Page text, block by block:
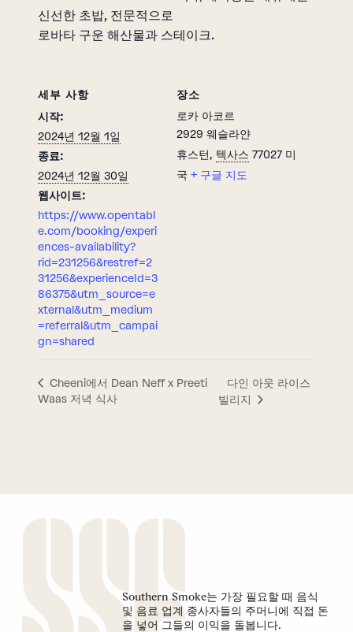
신선한 초밥, 전문적으로
로바타 구운 해산물과 스테이크.
세부 사항
시작:
2024년 12월 1일
종료:
2024년 12월 30일
웹사이트:
https://www.opentabl
e.com/booking/experi
ences-availability?
rid=231256&restref=2
31256&experienceId=3
86375&utm_source=e
xternal&utm_medium
=referral&utm_campai
gn=shared
장소
로카 아코르
2929 웨슬라얀
휴스턴, 텍사스 77027 미
국 + 구글 지도
Cheeni에서 Dean Neff x Preeti
Waas 저녁 식사
다인 아웃 라이스
빌리지
Southern Smoke는 가장 필요할 때 음식
및 음료 업계 종사자들의 주머니에 직접 돈
을 넣어 그들의 이익을 돌봅니다.